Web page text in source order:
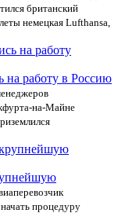
британский
немецкая Lufthansa,
на работу в Россию
на-Майне
процедуру